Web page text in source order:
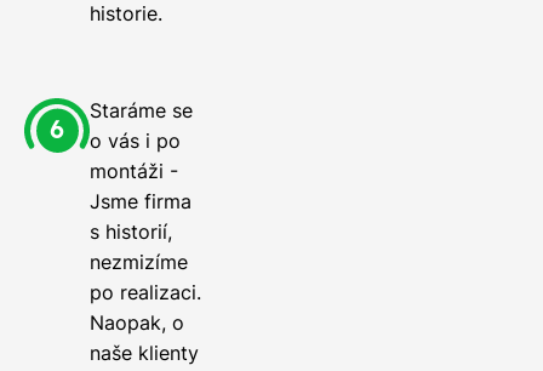
historie.
Staráme se
o vás i po
montáži -
Jsme firma
s historií,
nezmizíme
po realizaci.
Naopak, o
naše klienty